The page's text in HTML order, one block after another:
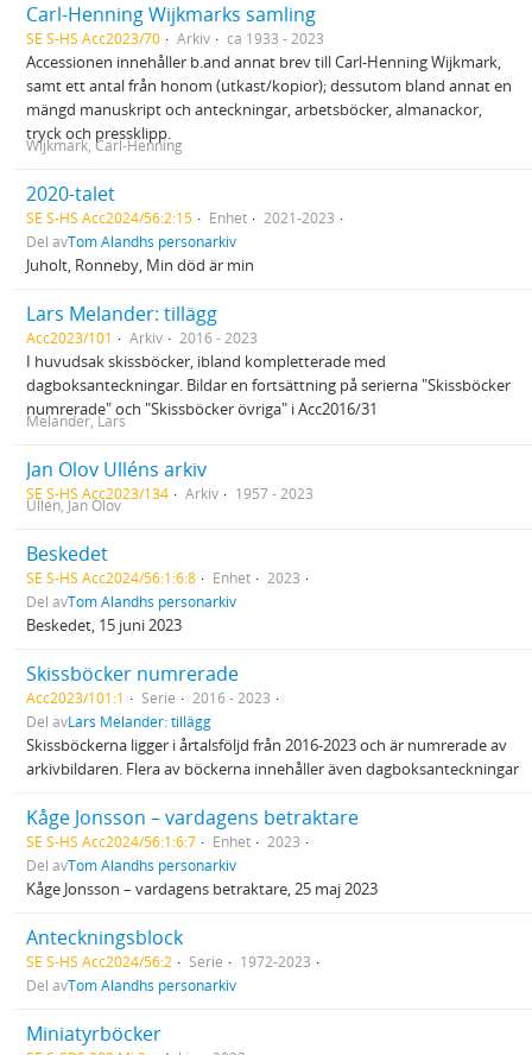
Carl-Henning Wijkmarks samling
SE S-HS Acc2023/70 Arkiv ca 1933 - 2023
Accessionen innehåller b.and annat brev till Carl-Henning Wijkmark,
samt ett antal från honom (utkast/kopior); dessutom bland annat en
mängd manuskript och anteckningar, arbetsböcker, almanackor,
tryck och pressklipp.
Wijkmark, Carl-Henning
2020-talet
SE S-HS Acc2024/56:2:15 Enhet
2021-2023
Del avTom Alandhs personarkiv
Juholt, Ronneby, Min död är min
Lars Melander: tillägg
Acc2023/101 Arkiv 2016 - 2023
I huvudsak skissböcker, ibland kompletterade med
dagboksanteckningar. Bildar en fortsättning på serierna "Skissböcker
numrerade" och "Skissböcker övriga" i Acc2016/31
Melander, Lars
Jan Olov Ulléns arkiv
SE S-HS Acc2023/134 Arkiv 1957 - 2023
Ullén, Jan Olov
Beskedet
SE S-HS Acc2024/56:1:6:8 Enhet
2023
Del avTom Alandhs personarkiv
Beskedet, 15 juni 2023
Skissböcker numrerade
Acc2023/101:1 Serie
2016 - 2023
Del avLars Melander: tillägg
Skissböckerna ligger i årtalsföljd från 2016-2023 och är numrerade av
arkivbildaren. Flera av böckerna innehåller även dagboksanteckningar
Kåge Jonsson – vardagens betraktare
SE S-HS Acc2024/56:1:6:7 Enhet
2023
Del avTom Alandhs personarkiv
Kåge Jonsson – vardagens betraktare, 25 maj 2023
Anteckningsblock
SE S-HS Acc2024/56:2 Serie
1972-2023
Del avTom Alandhs personarkiv
Miniatyrböcker